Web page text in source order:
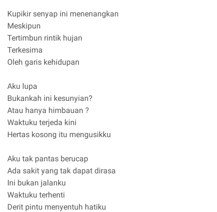
Kupikir senyap ini menenangkan
Meskipun
Tertimbun rintik hujan
Terkesima
Oleh garis kehidupan
Aku lupa
Bukankah ini kesunyian?
Atau hanya himbauan ?
Waktuku terjeda kini
Hertas kosong itu mengusikku
Aku tak pantas berucap
Ada sakit yang tak dapat dirasa
Ini bukan jalanku
Waktuku terhenti
Derit pintu menyentuh hatiku